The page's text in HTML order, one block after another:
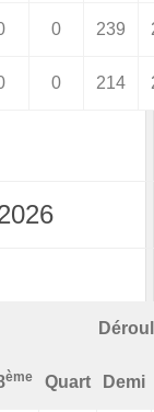
0 239
0 214
ème Quart Demi